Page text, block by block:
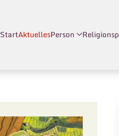
StartAktuellesPerson